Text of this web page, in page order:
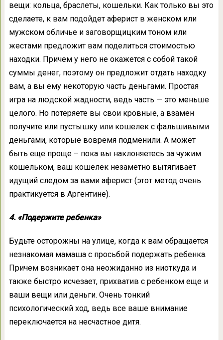
вещи: кольца, браслеты, кошельки. Как только вы это
сделаете, к вам подойдет аферист в женском или
мужском обличье и заговорщицким тоном или
жестами предложит вам поделиться стоимостью
находки. Причем у него не окажется с собой такой
суммы денег, поэтому он предложит отдать находку
вам, а вы ему некоторую часть деньгами. Простая
игра на людской жадности, ведь часть — это меньше
целого. Но потеряете вы свои кровные, а взамен
получите или пустышку или кошелек с фальшивыми
деньгами, которые вовремя подменили. А может
быть еще проще – пока вы наклоняетесь за чужим
кошельком, ваш кошелек незаметно вытягивает
идущий следом за вами аферист (этот метод очень
практикуется в Аргентине).
4. «Подержите ребенка»
Будьте осторожны на улице, когда к вам обращается
незнакомая мамаша с просьбой подержать ребенка.
Причем возникает она неожиданно из ниоткуда и
также быстро исчезает, прихватив с ребенком еще и
ваши вещи или деньги. Очень тонкий
психологический ход, ведь все ваше внимание
переключается на несчастное дитя.